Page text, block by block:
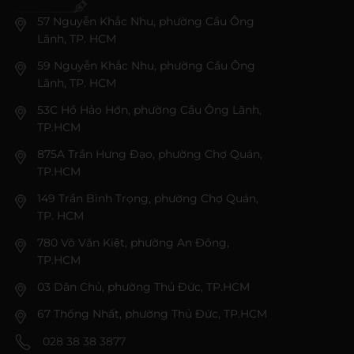
57 Nguyễn Khắc Nhu, phường Cầu Ông
Lãnh, TP. HCM
59 Nguyễn Khắc Nhu, phường Cầu Ông
Lãnh, TP. HCM
53C Hồ Hảo Hớn, phường Cầu Ông Lãnh,
TP.HCM
875A Trần Hưng Đạo, phường Chợ Quán,
TP.HCM
149 Trần Bình Trọng, phường Chợ Quán,
TP. HCM
780 Võ Văn Kiệt, phường An Đông,
TP.HCM
03 Dân Chủ, phường Thủ Đức, TP.HCM
67 Thống Nhất, phường Thủ Đức, TP.HCM
028 38 38 3877